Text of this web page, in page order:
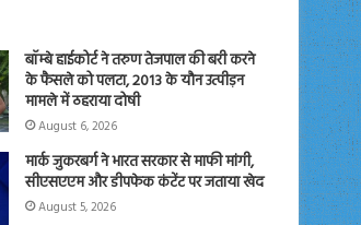
बॉम्बे हाईकोर्ट ने तरुण तेजपाल की बरी करने
के फैसले को पलटा, 2013 के यौन उत्पीड़न
मामले में ठहराया दोषी
August 6, 2026
मार्क जुकरबर्ग ने भारत सरकार से माफी मांगी,
सीएसएएम और डीपफेक कंटेंट पर जताया खेद
August 5, 2026